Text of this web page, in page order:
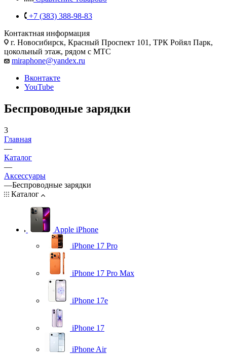
+7 (383) 388-98-83
Контактная информация
г. Новосибирск, Красный Проспект 101, ТРК Ройял Парк,
цокольный этаж, рядом с МТС
miraphone@yandex.ru
Вконтакте
YouTube
Беспроводные зарядки
3
Главная
—
Каталог
—
Аксессуары
—Беспроводные зарядки
Каталог
Apple iPhone
iPhone 17 Pro
iPhone 17 Pro Max
iPhone 17e
iPhone 17
iPhone Air